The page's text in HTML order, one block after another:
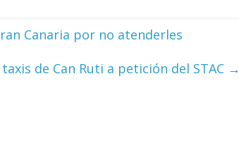
Canaria por no atenderles
de Can Ruti a petición del STAC →